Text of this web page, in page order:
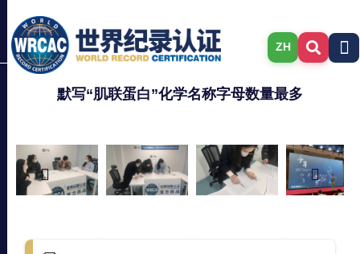
ZH
默写“肌联蛋白”化学名称字母数量最多